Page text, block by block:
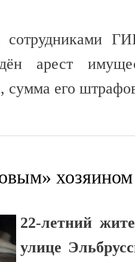
сотрудниками
арест
сумма его
хозяином
22-летний
улице